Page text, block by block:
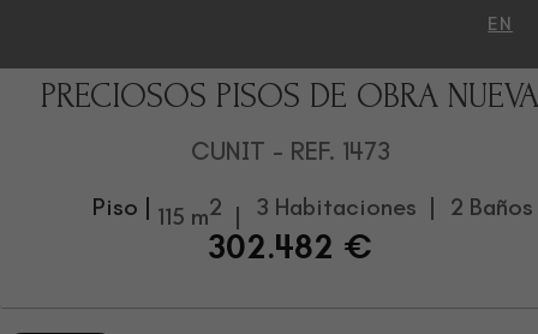
EN
PRECIOSOS PISOS DE OBRA
CUNIT - REF. 1473
Piso | 115 m2 | 3 Habitaciones | 2
302.482 €